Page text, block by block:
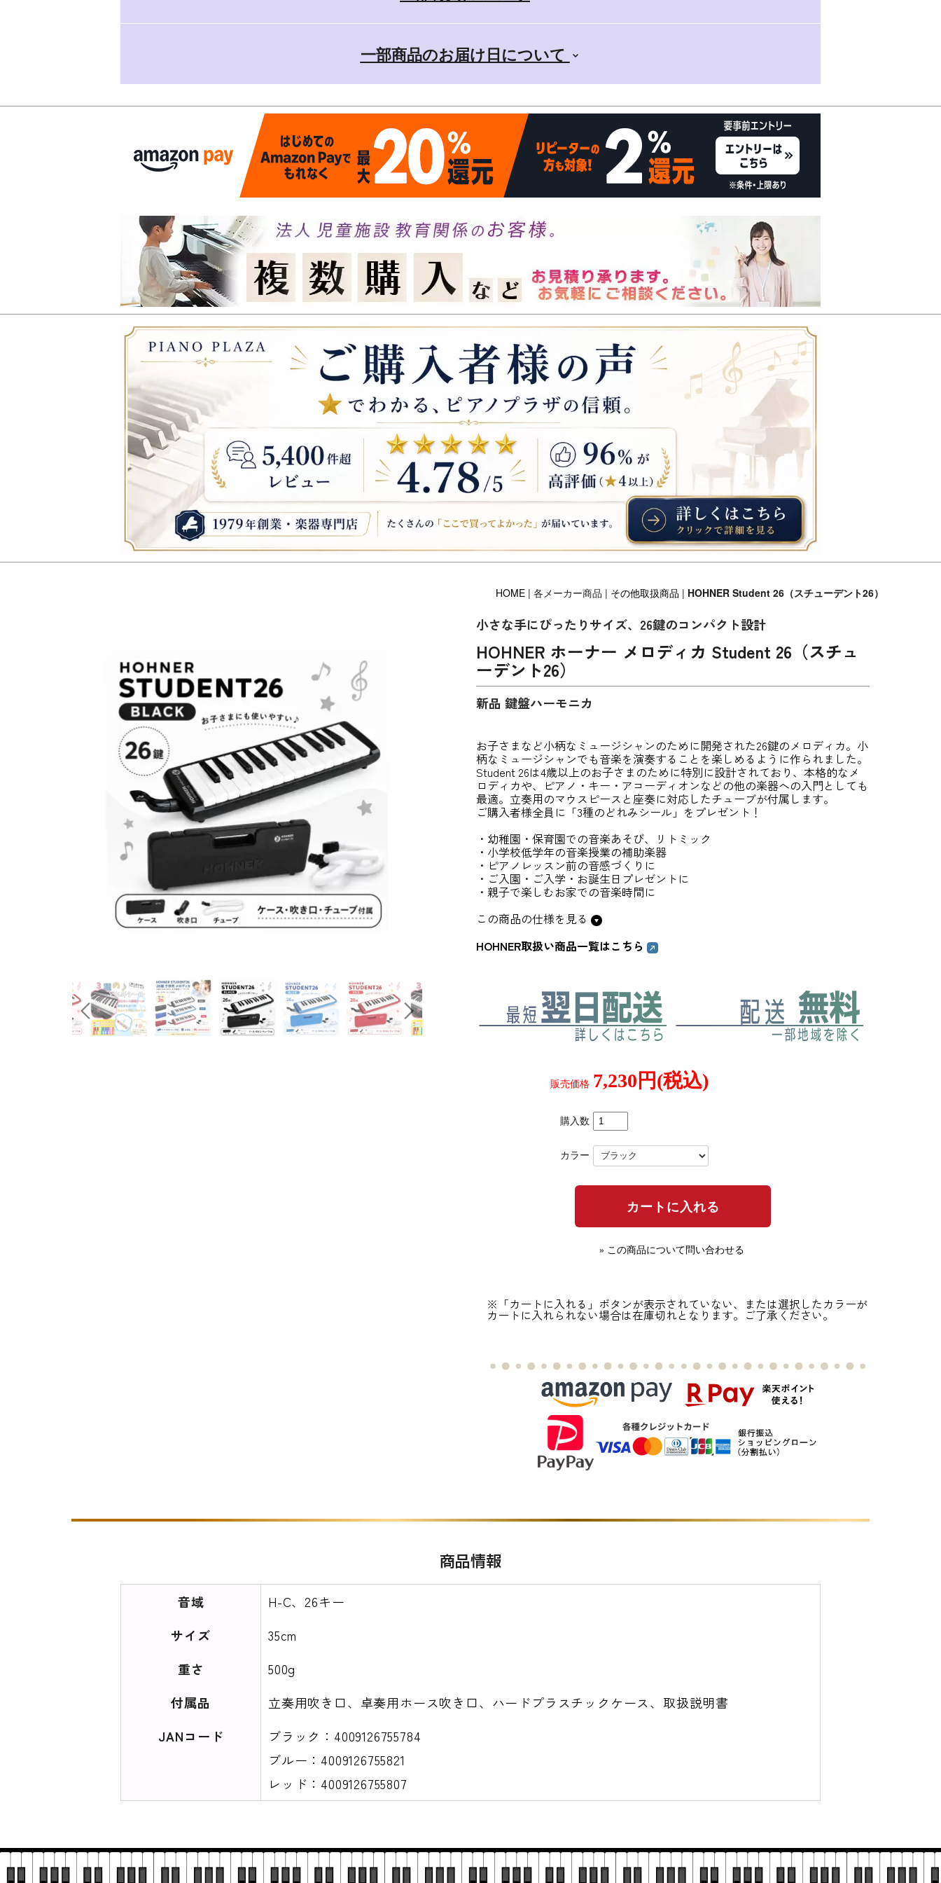
一部商品のお届け日について
HOME | 各メーカー商品 | その他取扱商品 | HOHNER Student 26（スチューデント26）
小さな手にぴったりサイズ、26鍵のコンパクト設計
HOHNER ホーナー メロディカ Student 26（スチュ
ーデント26）
新品 鍵盤ハーモニカ
お子さまなど小柄なミュージシャンのために開発された26鍵のメロディカ。小
柄なミュージシャンでも音楽を演奏することを楽しめるように作られました。
Student 26は4歳以上のお子さまのために特別に設計されており、本格的なメ
ロディカや、ピアノ・キー・アコーディオンなどの他の楽器への入門としても
最適。立奏用のマウスピースと座奏に対応したチューブが付属します。
ご購入者様全員に「3種のどれみシール」をプレゼント！
・幼稚園・保育園での音楽あそび、リトミック
・小学校低学年の音楽授業の補助楽器
・ピアノレッスン前の音感づくりに
・ご入園・ご入学・お誕生日プレゼントに
・親子で楽しむお家での音楽時間に
この商品の仕様を見る
HOHNER取扱い商品一覧はこちら
販売価格 7,230円(税込)
購入数
カラー
» この商品について問い合わせる
※「カートに入れる」ボタンが表示されていない、または選択したカラーが
カートに入れられない場合は在庫切れとなります。ご了承ください。
商品情報
音域
H-C、26キー
サイズ
35cm
重さ
500g
付属品
立奏用吹き口、卓奏用ホース吹き口、ハードプラスチックケース、取扱説明書
JANコード
ブラック：4009126755784
ブルー：4009126755821
レッド：4009126755807